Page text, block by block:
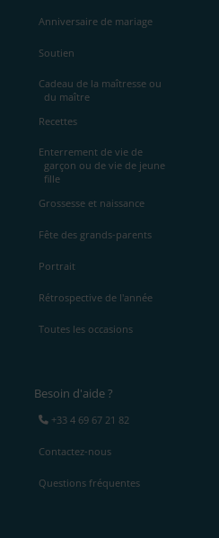
Anniversaire de mariage
Soutien
Cadeau de la maîtresse ou
du maître
Recettes
Enterrement de vie de
garçon ou de vie de jeune
fille
Grossesse et naissance
Fête des grands-parents
Portrait
Rétrospective de l'année
Toutes les occasions
Besoin d'aide ?
+33 4 69 67 21 82
Contactez-nous
Questions fréquentes